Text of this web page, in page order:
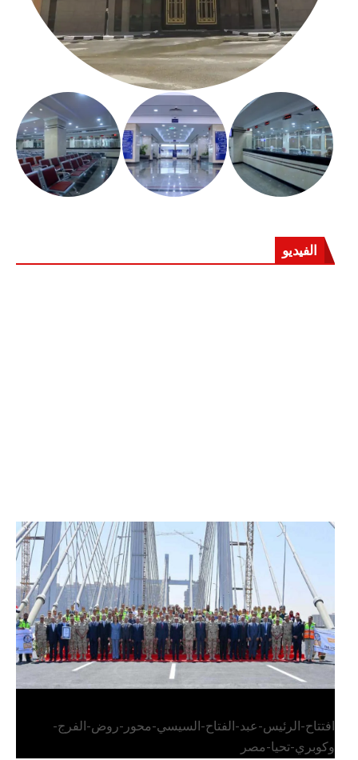
الفيديو
الرئيس عبد الفتاح السيسي يفتتح محور روض الفرج
وكوبري تحيا مصر
افتتاح-الرئيس-عبد-الفتاح-السيسي-محور-روض-الفرج-
وكوبري-تحيا-مصر